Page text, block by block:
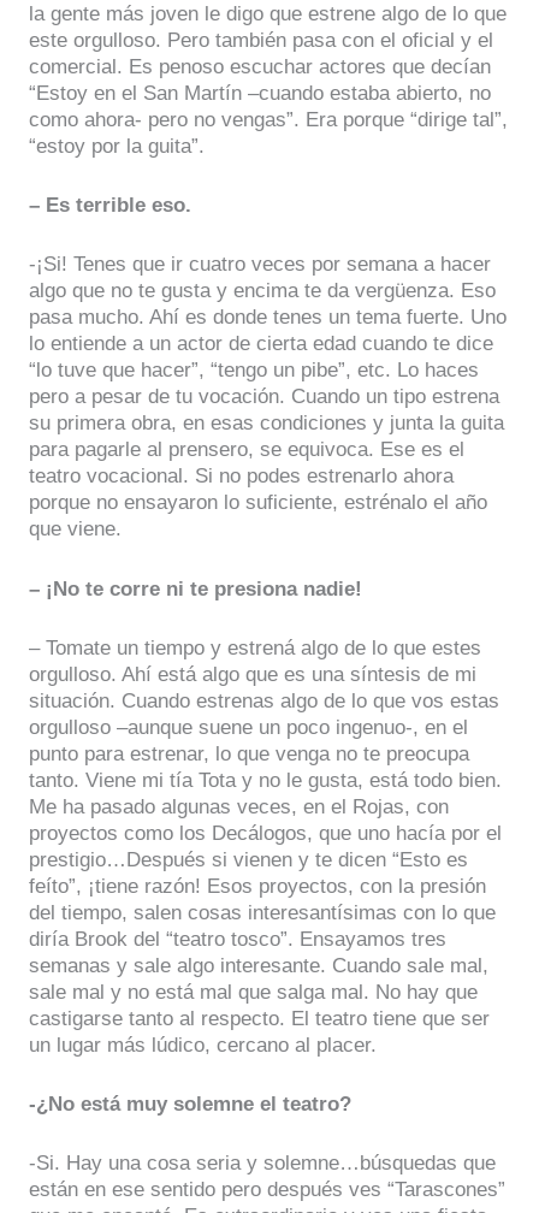
la gente más joven le digo que estrene algo de lo que
este orgulloso. Pero también pasa con el oficial y el
comercial. Es penoso escuchar actores que decían
“Estoy en el San Martín –cuando estaba abierto, no
como ahora- pero no vengas”. Era porque “dirige tal”,
“estoy por la guita”.
– Es terrible eso.
-¡Si! Tenes que ir cuatro veces por semana a hacer
algo que no te gusta y encima te da vergüenza. Eso
pasa mucho. Ahí es donde tenes un tema fuerte. Uno
lo entiende a un actor de cierta edad cuando te dice
“lo tuve que hacer”, “tengo un pibe”, etc. Lo haces
pero a pesar de tu vocación. Cuando un tipo estrena
su primera obra, en esas condiciones y junta la guita
para pagarle al prensero, se equivoca. Ese es el
teatro vocacional. Si no podes estrenarlo ahora
porque no ensayaron lo suficiente, estrénalo el año
que viene.
– ¡No te corre ni te presiona nadie!
– Tomate un tiempo y estrená algo de lo que estes
orgulloso. Ahí está algo que es una síntesis de mi
situación. Cuando estrenas algo de lo que vos estas
orgulloso –aunque suene un poco ingenuo-, en el
punto para estrenar, lo que venga no te preocupa
tanto. Viene mi tía Tota y no le gusta, está todo bien.
Me ha pasado algunas veces, en el Rojas, con
proyectos como los Decálogos, que uno hacía por el
prestigio…Después si vienen y te dicen “Esto es
feíto”, ¡tiene razón! Esos proyectos, con la presión
del tiempo, salen cosas interesantísimas con lo que
diría Brook del “teatro tosco”. Ensayamos tres
semanas y sale algo interesante. Cuando sale mal,
sale mal y no está mal que salga mal. No hay que
castigarse tanto al respecto. El teatro tiene que ser
un lugar más lúdico, cercano al placer.
-¿No está muy solemne el teatro?
-Si. Hay una cosa seria y solemne…búsquedas que
están en ese sentido pero después ves “Tarascones”